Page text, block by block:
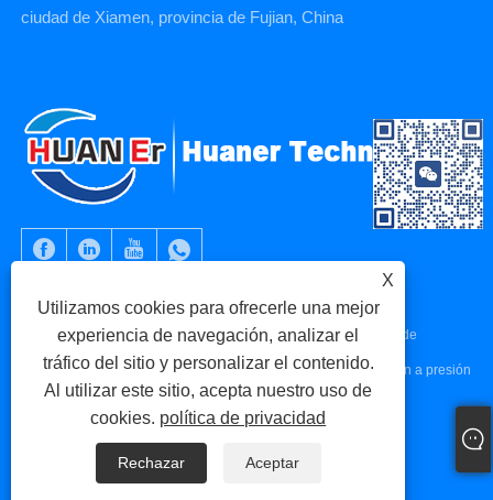
ciudad de Xiamen, provincia de Fujian, China
Copyright © 2023 Xiamen Huaner Technology Co., Ltd - Piezas de
máquinas CNC, piezas de mecanizado CNC, piezas de fundición a presión
Sitemap RSS XML política de privacidad
X
Utilizamos cookies para ofrecerle una mejor
experiencia de navegación, analizar el
tráfico del sitio y personalizar el contenido.
Al utilizar este sitio, acepta nuestro uso de
cookies. política de privacidad
Rechazar Aceptar